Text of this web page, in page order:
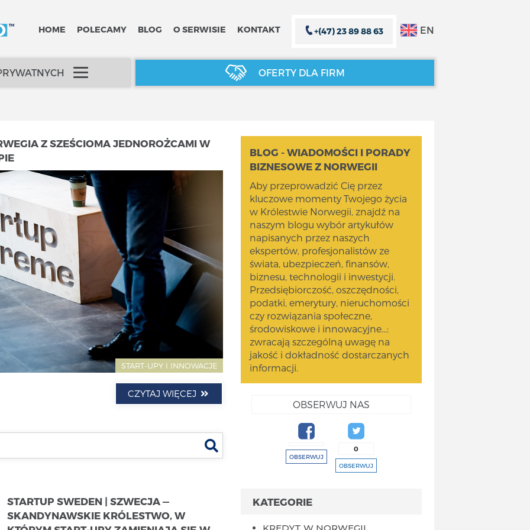
EN
HOME POLECAMY BLOG O SERWISIE KONTAKT +(47) 23 89 88 63
OFERTY DLA FIRM
Z SZEŚCIOMA JEDNOROŻCAMI W
START-UPY I INNOWACJE
CZYTAJ WIĘCEJ
STARTUP SWEDEN | SZWECJA —
SKANDYNAWSKIE KRÓLESTWO, W
BLOG - WIADOMOŚCI I PORADY
BIZNESOWE Z NORWEGII
Aby przeprowadzić Cię przez
kluczowe momenty Twojego życia
w Królestwie Norwegii, znajdź na
naszym blogu wybór artykułów
napisanych przez naszych
ekspertów, profesjonalistów ze
świata, ubezpieczeń, finansów,
biznesu, technologii i inwestycji.
Przedsiębiorczość, oszczędności,
podatki, emerytury, nieruchomości
czy rozwiązania społeczne,
środowiskowe i innowacyjne...:
zwracają szczególną uwagę na
jakość i dokładność dostarczanych
informacji.
OBSERWUJ NAS
OBSERWUJ
0
OBSERWUJ
KATEGORIE